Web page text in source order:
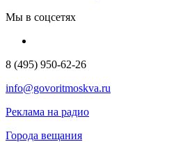
Мы в соцсетях
8 (495) 950-62-26
info@govoritmoskva.ru
Реклама на радио
Города вещания